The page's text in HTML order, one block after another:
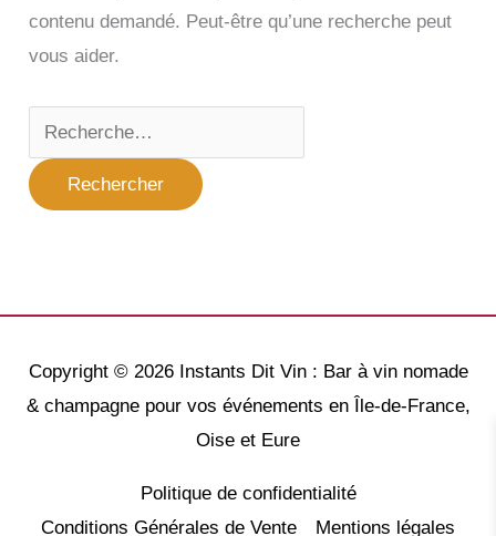
contenu demandé. Peut-être qu’une recherche peut
vous aider.
Rechercher :
Copyright © 2026 Instants Dit Vin : Bar à vin nomade
& champagne pour vos événements en Île-de-France,
Oise et Eure
Politique de confidentialité
Conditions Générales de Vente
Mentions légales